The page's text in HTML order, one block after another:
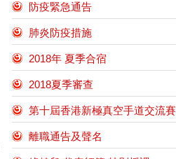
防疫緊急通告
肺炎防疫措施
2018年 夏季合宿
2018夏季審查
第十屆香港新極真空手道交流賽
離職通告及聲名